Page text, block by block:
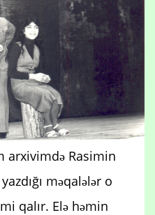
arxivimdə Rasimin
məqalələr o
qalır. Elə həmin